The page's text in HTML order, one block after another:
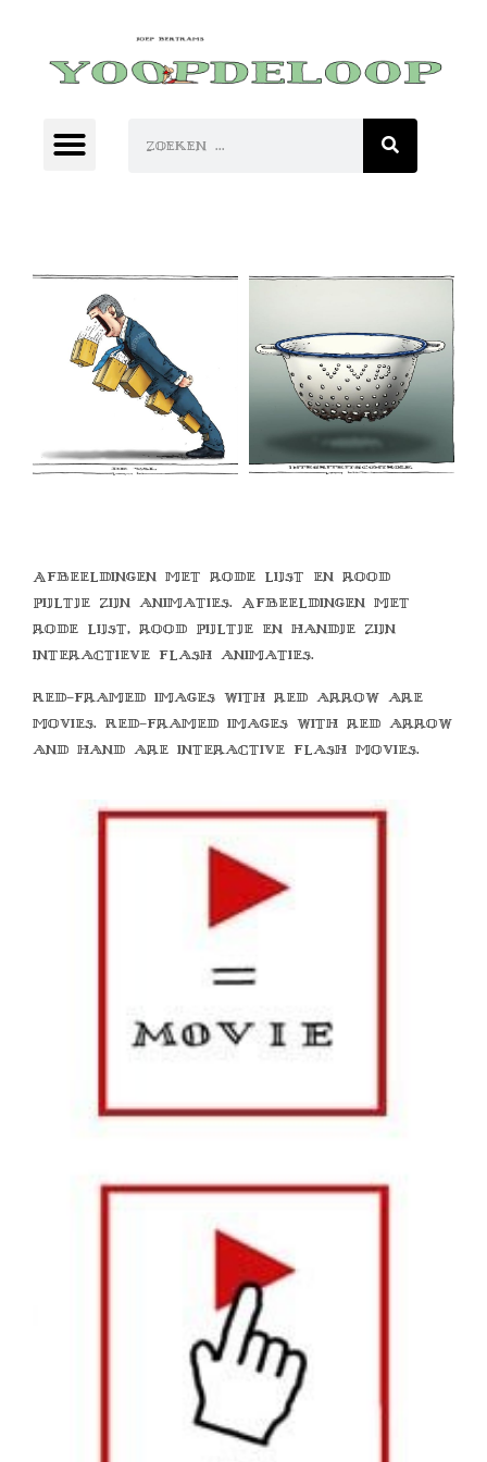
Afbeeldingen met rode lijst en rood
pijltje zijn animaties. Afbeeldingen met
rode lijst, rood pijltje en handje zijn
interactieve flash animaties.
Red-framed images with red arrow are
movies. Red-framed images with red arrow
and hand are interactive flash movies.